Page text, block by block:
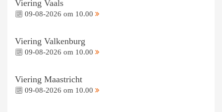
Viering Vaals
09-08-2026 om 10.00
Viering Valkenburg
09-08-2026 om 10.00
Viering Maastricht
09-08-2026 om 10.00